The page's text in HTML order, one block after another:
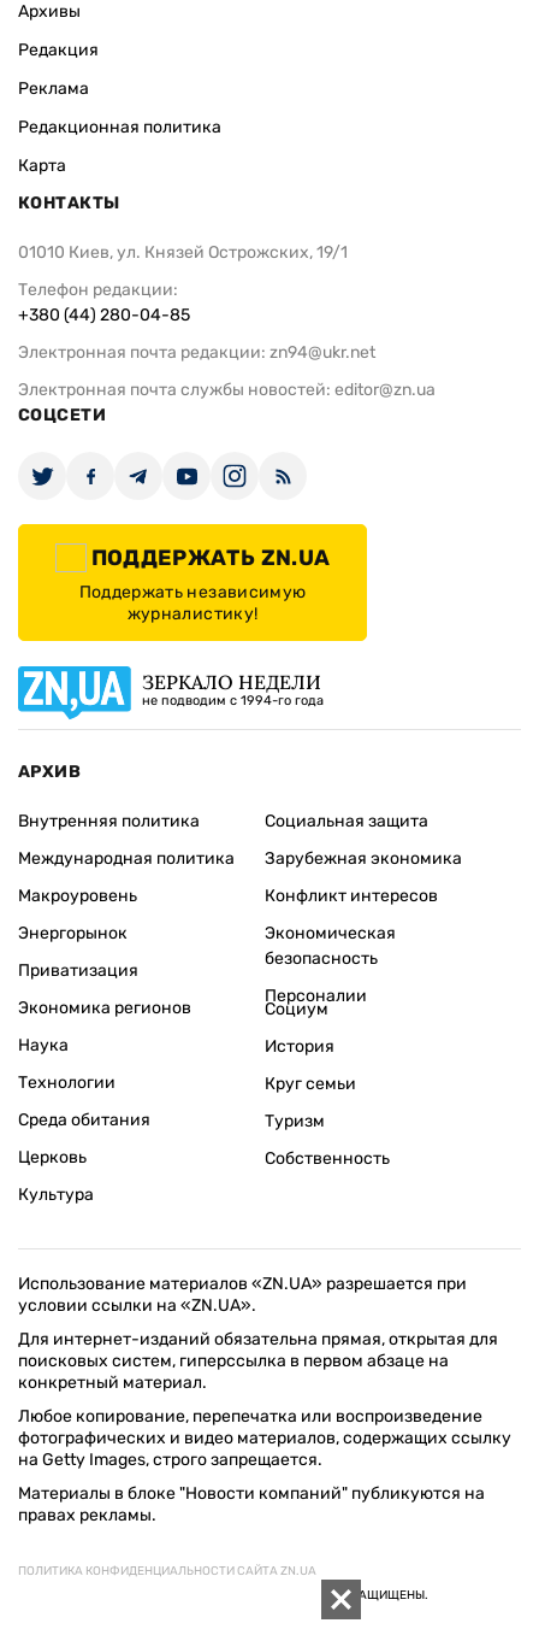
Архивы
Редакция
Реклама
Редакционная политика
Карта
КОНТАКТЫ
01010 Киев, ул. Князей Острожских, 19/1
Телефон редакции:
+380 (44) 280-04-85
Электронная почта редакции: zn94@ukr.net
Электронная почта службы новостей: editor@zn.ua
СОЦСЕТИ
ПОДДЕРЖАТЬ ZN.UA
Поддержать независимую
журналистику!
ЗЕРКАЛО НЕДЕЛИ
не подводим с 1994-го года
АРХИВ
Внутренняя политика
Международная политика
Макроуровень
Энергорынок
Приватизация
Экономика регионов
Социальная защита
Зарубежная экономика
Конфликт интересов
Экономическая
безопасность
Персоналии
Наука
Технологии
Среда обитания
Церковь
Культура
Социум
История
Круг семьи
Туризм
Собственность
Использование материалов «ZN.UA» разрешается при
условии ссылки на «ZN.UA».
Для интернет-изданий обязательна прямая, открытая для
поисковых систем, гиперссылка в первом абзаце на
конкретный материал.
Любое копирование, перепечатка или воспроизведение
фотографических и видео материалов, содержащих ссылку
на Getty Images, строго запрещается.
Материалы в блоке "Новости компаний" публикуются на
правах рекламы.
ПОЛИТИКА КОНФИДЕНЦИАЛЬНОСТИ САЙТА ZN.UA
© 1994–2026 «ЗЕРКАЛО НЕДЕЛИ. УКРАИНА». ВСЕ ПРАВА ЗАЩИЩЕНЫ.